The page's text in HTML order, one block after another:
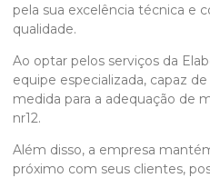
pela sua excelência técnica e
qualidade.
Ao optar pelos serviços da
equipe especializada, capaz
medida para a adequação de
nr12.
Além disso, a empresa
próximo com seus clientes,